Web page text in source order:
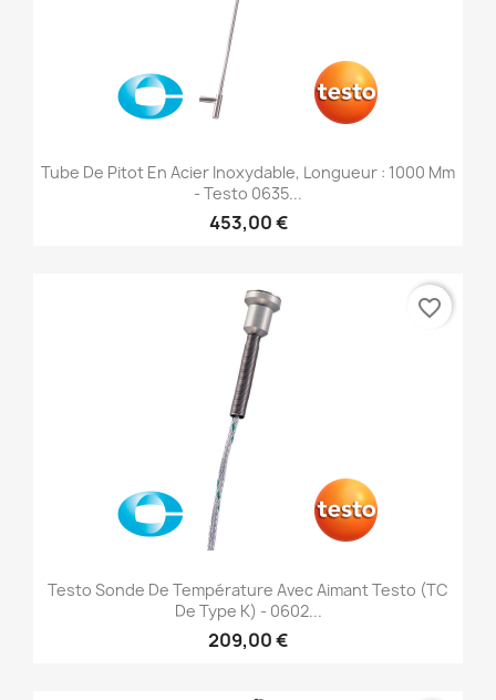
Tube De Pitot En Acier Inoxydable, Longueur : 1000 Mm
- Testo 0635...
453,00 €
Testo Sonde De Température Avec Aimant Testo (TC
De Type K) - 0602...
209,00 €
favorite_border